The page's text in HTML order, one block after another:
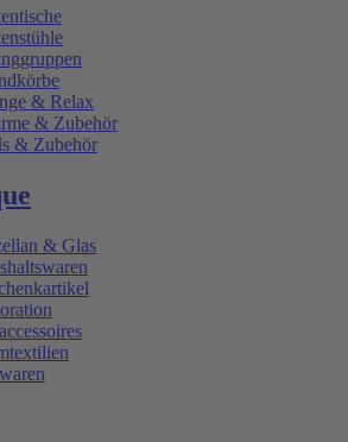
& Relax
& Zubehör
& Zubehör
& Glas